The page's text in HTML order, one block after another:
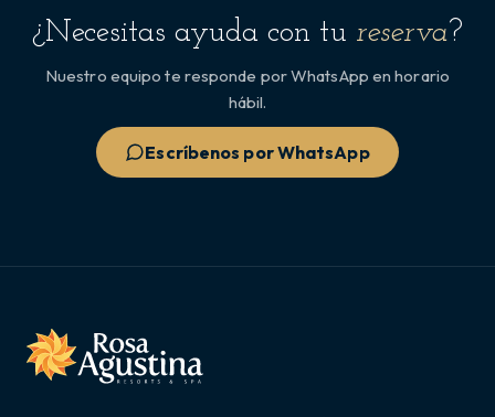
¿Necesitas ayuda con tu reserva?
Nuestro equipo te responde por WhatsApp en horario
hábil.
Escríbenos por WhatsApp